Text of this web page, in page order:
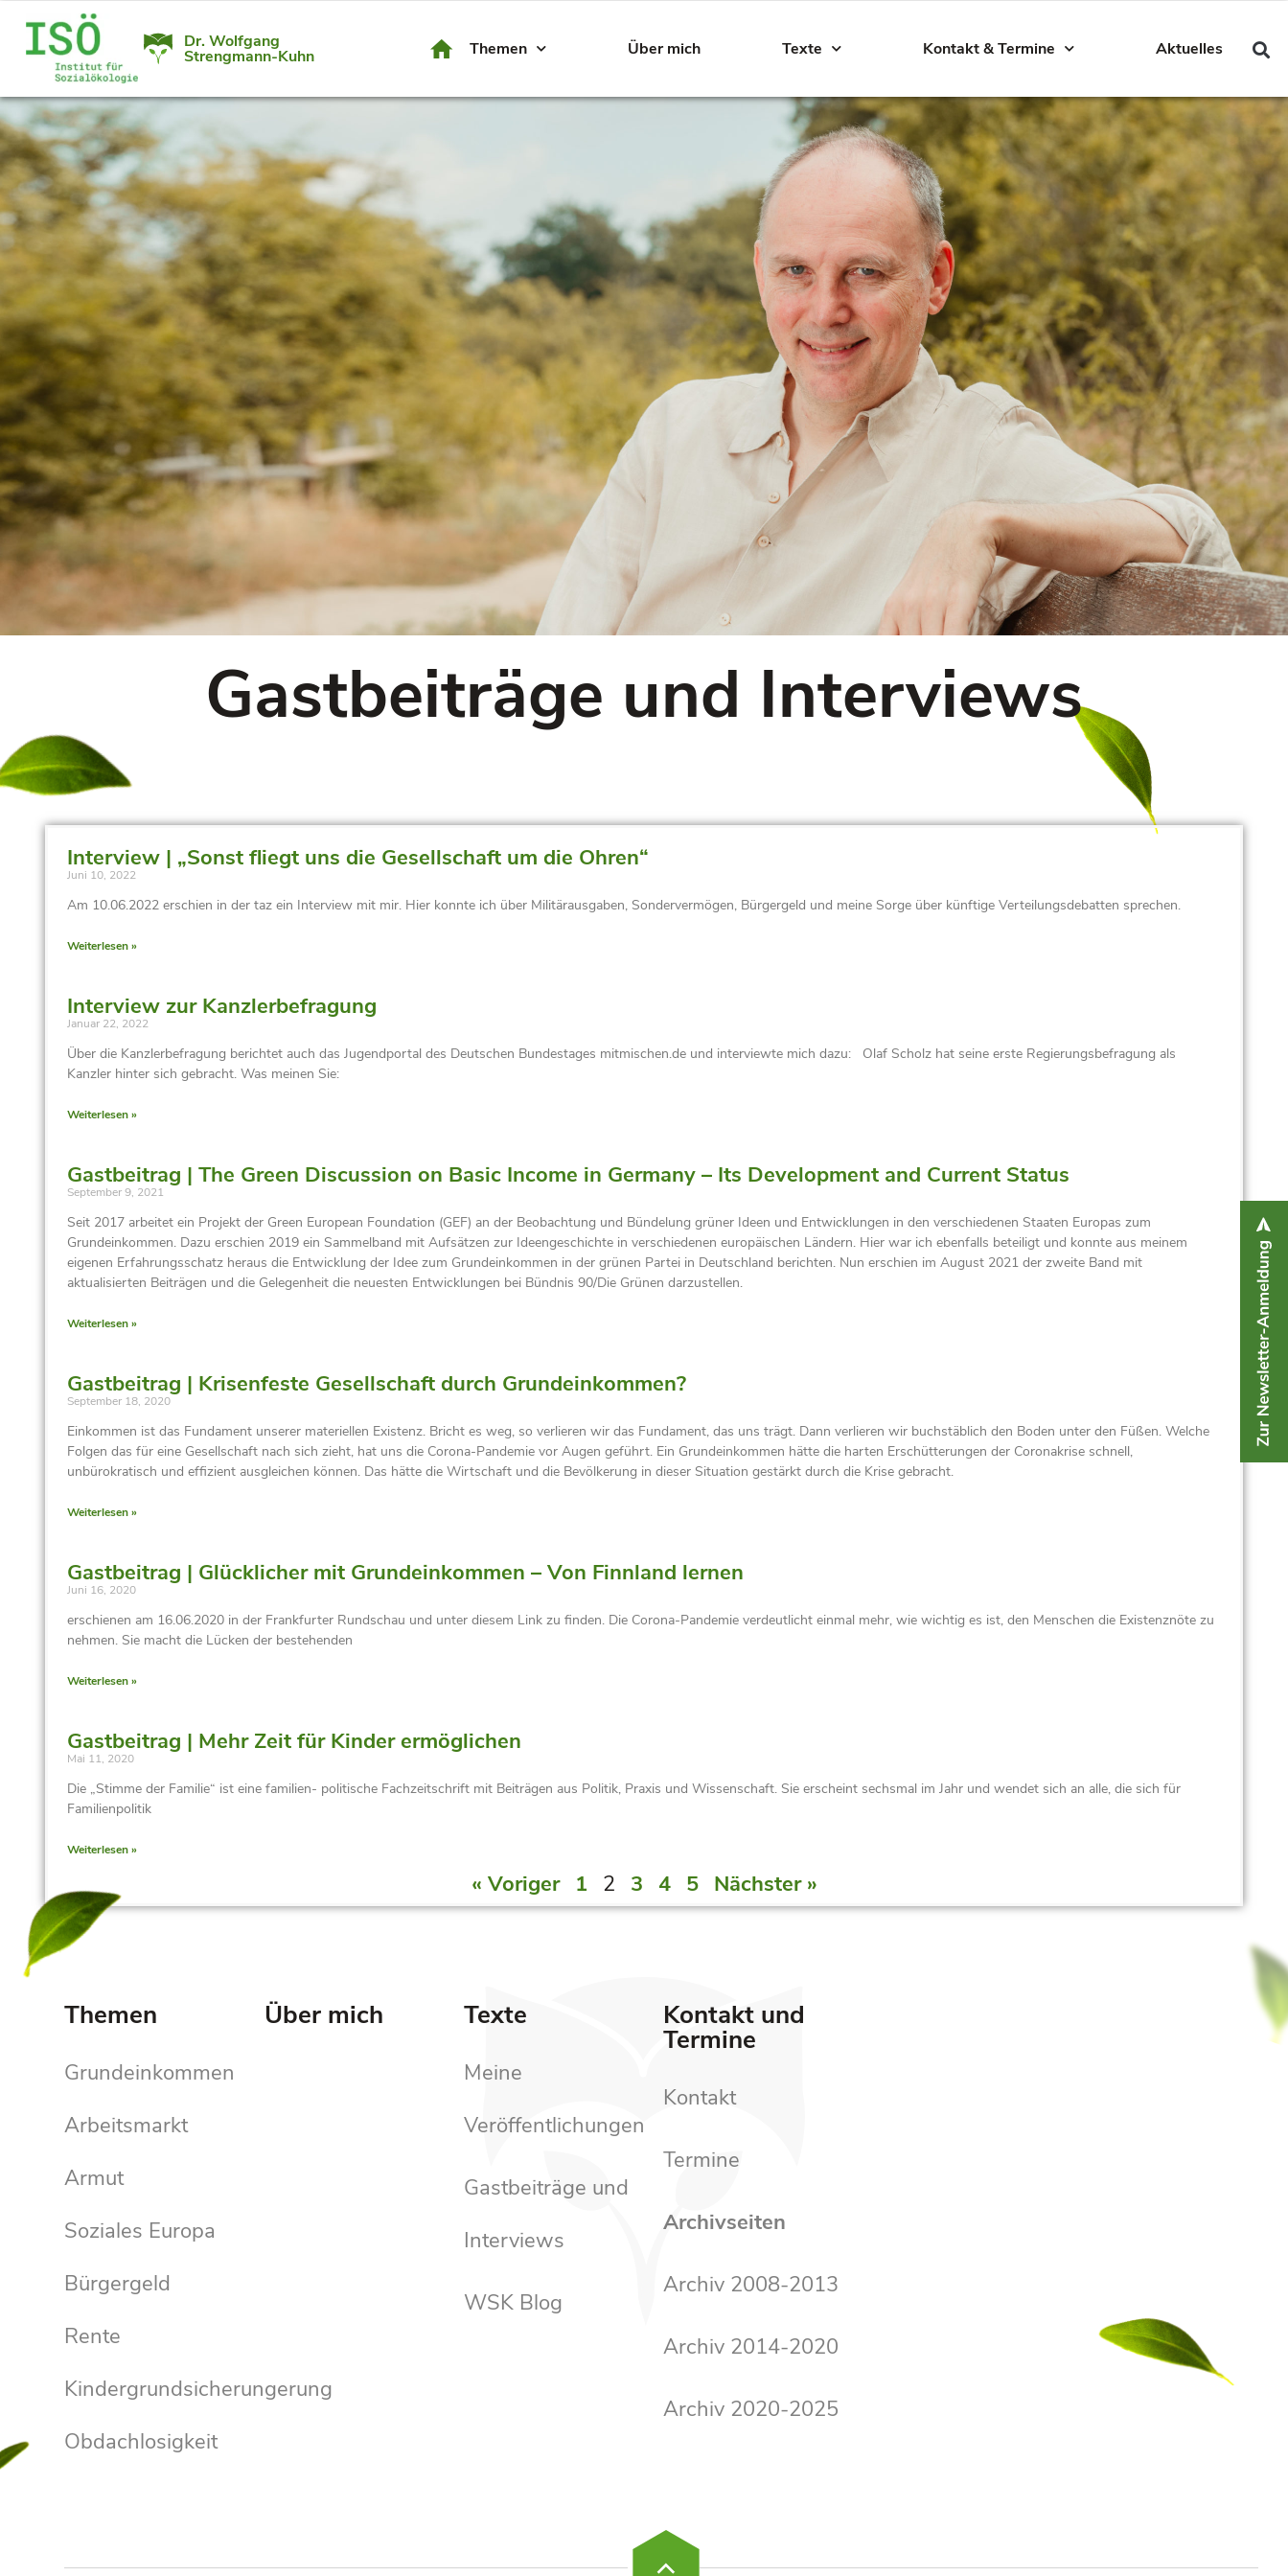
Dr. Wolfgang
Strengmann-Kuhn Themen Über mich Texte Kontakt & Termine Aktuelles
Gastbeiträge und Interviews
Interview | „Sonst fliegt uns die Gesellschaft um die Ohren“
Juni 10, 2022
Am 10.06.2022 erschien in der taz ein Interview mit mir. Hier konnte ich über Militärausgaben, Sondervermögen, Bürgergeld und meine Sorge über künftige Verteilungsdebatten sprechen.
Weiterlesen »
Interview zur Kanzlerbefragung
Januar 22, 2022
Über die Kanzlerbefragung berichtet auch das Jugendportal des Deutschen Bundestages mitmischen.de und interviewte mich dazu: Olaf Scholz hat seine erste Regierungsbefragung als
Kanzler hinter sich gebracht. Was meinen Sie:
Weiterlesen »
Gastbeitrag | The Green Discussion on Basic Income in Germany – Its Development and Current Status
September 9, 2021
Seit 2017 arbeitet ein Projekt der Green European Foundation (GEF) an der Beobachtung und Bündelung grüner Ideen und Entwicklungen in den verschiedenen Staaten Europas zum
Grundeinkommen. Dazu erschien 2019 ein Sammelband mit Aufsätzen zur Ideengeschichte in verschiedenen europäischen Ländern. Hier war ich ebenfalls beteiligt und konnte aus meinem
eigenen Erfahrungsschatz heraus die Entwicklung der Idee zum Grundeinkommen in der grünen Partei in Deutschland berichten. Nun erschien im August 2021 der zweite Band mit
aktualisierten Beiträgen und die Gelegenheit die neuesten Entwicklungen bei Bündnis 90/Die Grünen darzustellen.
Weiterlesen »
Gastbeitrag | Krisenfeste Gesellschaft durch Grundeinkommen?
September 18, 2020
Einkommen ist das Fundament unserer materiellen Existenz. Bricht es weg, so verlieren wir das Fundament, das uns trägt. Dann verlieren wir buchstäblich den Boden unter den Füßen. Welche
Folgen das für eine Gesellschaft nach sich zieht, hat uns die Corona-Pandemie vor Augen geführt. Ein Grundeinkommen hätte die harten Erschütterungen der Coronakrise schnell,
unbürokratisch und effizient ausgleichen können. Das hätte die Wirtschaft und die Bevölkerung in dieser Situation gestärkt durch die Krise gebracht.
Weiterlesen »
Gastbeitrag | Glücklicher mit Grundeinkommen – Von Finnland lernen
Juni 16, 2020
erschienen am 16.06.2020 in der Frankfurter Rundschau und unter diesem Link zu finden. Die Corona-Pandemie verdeutlicht einmal mehr, wie wichtig es ist, den Menschen die Existenznöte zu
nehmen. Sie macht die Lücken der bestehenden
Weiterlesen »
Gastbeitrag | Mehr Zeit für Kinder ermöglichen
Mai 11, 2020
Die „Stimme der Familie“ ist eine familien- politische Fachzeitschrift mit Beiträgen aus Politik, Praxis und Wissenschaft. Sie erscheint sechsmal im Jahr und wendet sich an alle, die sich für
Familienpolitik
Weiterlesen »
« Voriger 1 2 3 4 5 Nächster »
Themen
Grundeinkommen
Arbeitsmarkt
Armut
Soziales Europa
Bürgergeld
Rente
Kindergrundsicherungerung
Obdachlosigkeit
Über mich Texte
Meine
Veröffentlichungen
Gastbeiträge und
Interviews
WSK Blog
Kontakt und
Termine
Kontakt
Termine
Archivseiten
Archiv 2008-2013
Archiv 2014-2020
Archiv 2020-2025